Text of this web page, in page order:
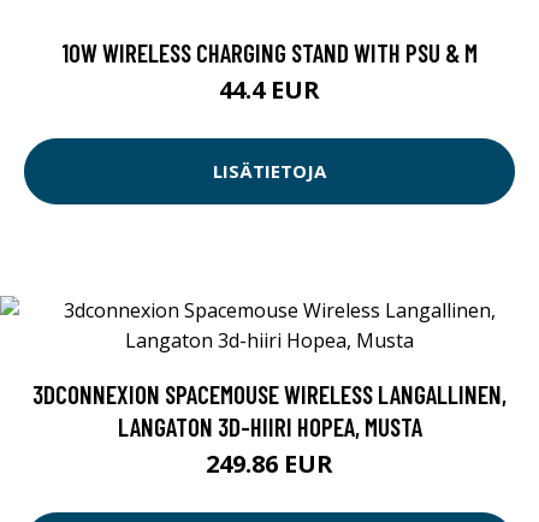
10W WIRELESS CHARGING STAND WITH PSU & M
44.4 EUR
LISÄTIETOJA
3DCONNEXION SPACEMOUSE WIRELESS LANGALLINEN,
LANGATON 3D-HIIRI HOPEA, MUSTA
249.86 EUR